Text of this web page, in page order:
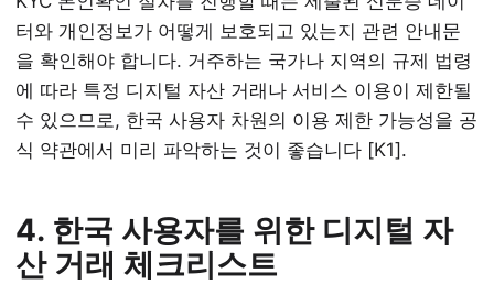
터와 개인정보가 어떻게 보호되고 있는지 관련 안내문
을 확인해야 합니다. 거주하는 국가나 지역의 규제 법령
에 따라 특정 디지털 자산 거래나 서비스 이용이 제한될
수 있으므로, 한국 사용자 차원의 이용 제한 가능성을 공
식 약관에서 미리 파악하는 것이 좋습니다 [K1].
4. 한국 사용자를 위한 디지털 자
산 거래 체크리스트